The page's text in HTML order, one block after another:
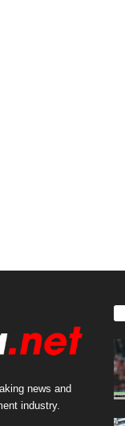
news and
industry.